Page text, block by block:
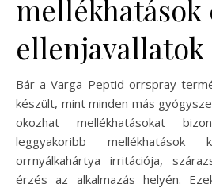
mellékhatások
ellenjavallatok
Bár a Varga Peptid orrspray
készült, mint minden más
okozhat mellékhatásokat
leggyakoribb
orrnyálkahártya irritációja,
érzés az alkalmazás helyén.